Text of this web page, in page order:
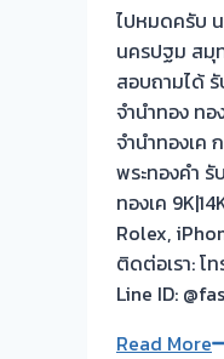
ไปหมดครับ
นครปฐม สมุ
สอบถามได้
จำนำทอง ท
จำนำทองเค
พระทองคำ
ทองเค
Rolex,
ติดต่อเรา: โ
Line ID:
Read More